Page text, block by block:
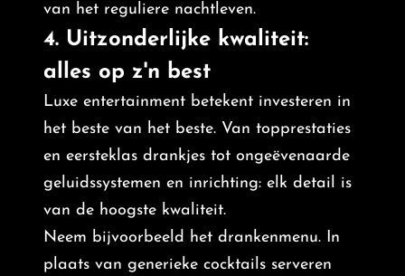
van het reguliere nachtleven.
4. Uitzonderlijke kwaliteit:
alles op z'n best
Luxe entertainment betekent investeren in
het beste van het beste. Van topprestaties
en eersteklas drankjes tot ongeëvenaarde
geluidssystemen en inrichting: elk detail is
van de hoogste kwaliteit.
Neem bijvoorbeeld het drankenmenu. In
plaats van generieke cocktails serveren